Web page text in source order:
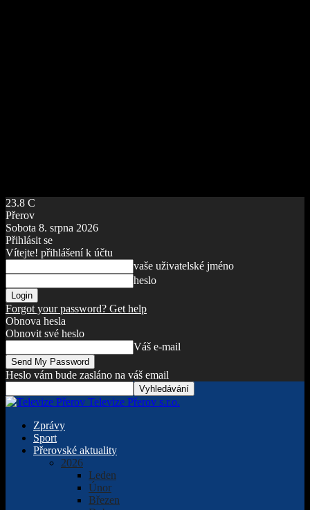
23.8 C
Přerov
Sobota 8. srpna 2026
Přihlásit se
Vítejte! přihlášení k účtu
vaše uživatelské jméno
heslo
Forgot your password? Get help
Obnova hesla
Obnovit své heslo
Váš e-mail
Heslo vám bude zasláno na váš email
Televize Přerov s.r.o.
Zprávy
Sport
Přerovské aktuality
2026
Leden
Únor
Březen